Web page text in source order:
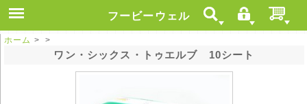
フービーウェル
ホーム > >
ワン・シックス・トゥエルブ 10シート